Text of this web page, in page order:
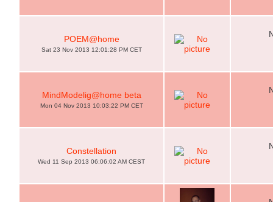
POEM@home
Sat 23 Nov 2013 12:01:28 PM CET
MindModelig@home beta
Mon 04 Nov 2013 10:03:22 PM CET
Constellation
Wed 11 Sep 2013 06:06:02 AM CEST